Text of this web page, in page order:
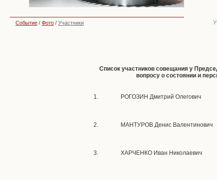
Событие / Фото / Участники
Список участников совещания у
вопросу о состоянии и
1. РОГОЗИН Дмитрий Олегович
2. МАНТУРОВ Денис Валентинович
3. ХАРЧЕНКО Иван Николаевич